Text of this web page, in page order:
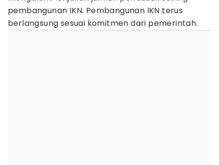
pembangunan IKN. Pembangunan IKN terus
berlangsung sesuai komitmen dari pemerintah.